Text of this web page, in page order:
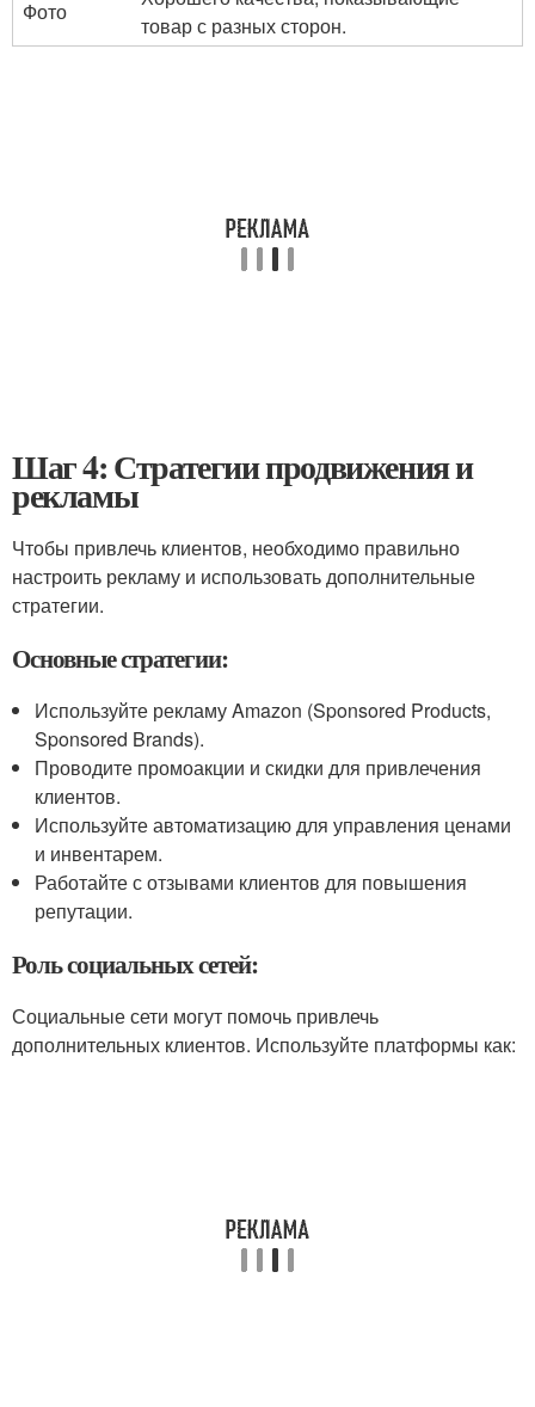
Фото
товар с разных сторон.
Шаг 4: Стратегии продвижения и
рекламы
Чтобы привлечь клиентов, необходимо правильно
настроить рекламу и использовать дополнительные
стратегии.
Основные стратегии:
Используйте рекламу Amazon (Sponsored Products,
Sponsored Brands).
Проводите промоакции и скидки для привлечения
клиентов.
Используйте автоматизацию для управления ценами
и инвентарем.
Работайте с отзывами клиентов для повышения
репутации.
Роль социальных сетей:
Социальные сети могут помочь привлечь
дополнительных клиентов. Используйте платформы как: